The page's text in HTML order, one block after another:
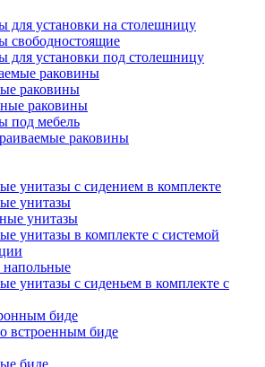
для установки на столешницу
свободностоящие
для установки под столешницу
раковины
раковины
раковины
под мебель
раковины
унитазы с сидением в комплекте
унитазы
унитазы
унитазы в комплекте с системой
унитазы с сиденьем в комплекте с
биде
встроенным биде
биде